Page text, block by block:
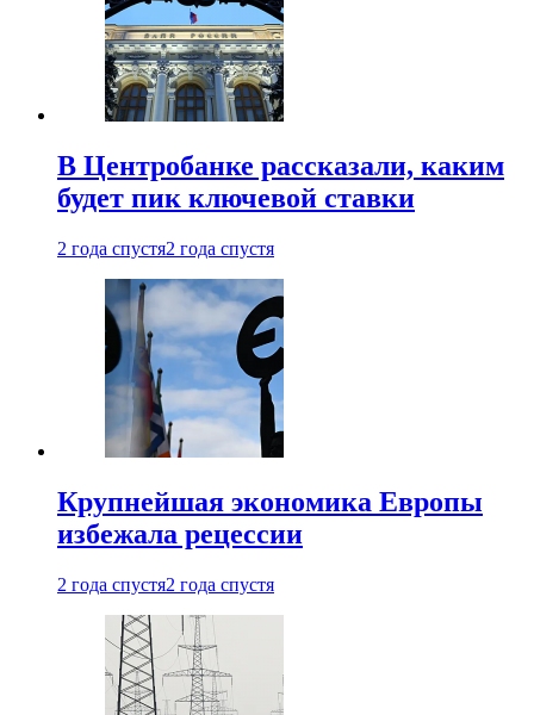
В Центробанке рассказали, каким
будет пик ключевой ставки
2 года спустя2 года спустя
Крупнейшая экономика Европы
избежала рецессии
2 года спустя2 года спустя